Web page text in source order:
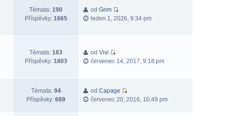
Témata: 190
Příspěvky: 1665
odGrim
leden 1, 2026, 9:34 pm
Témata: 183
Příspěvky: 1803
odVivi
červenec 14, 2017, 9:18 pm
Témata: 94
Příspěvky: 689
odCapage
červenec 20, 2016, 10:49 pm